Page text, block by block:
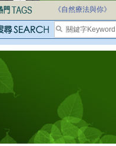
《自然療法與你》